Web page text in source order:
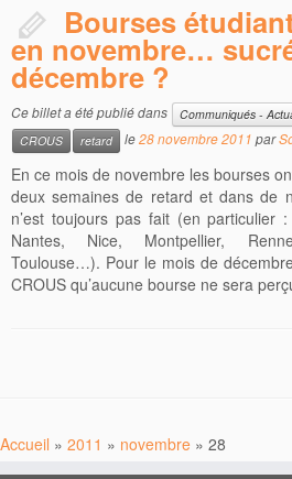
Bourses
en novembre…
décembre ?
Ce billet a été publié dans Communiqués -
CROUS
retard le28 novembre 2011 par
En ce mois de novembre les bourses
deux semaines de retard et dans de
n’est toujours pas fait (en particulier
Nantes, Nice, Montpellier,
Toulouse…). Pour le mois de
CROUS qu’aucune bourse ne sera
Accueil » 2011 » novembre » 28